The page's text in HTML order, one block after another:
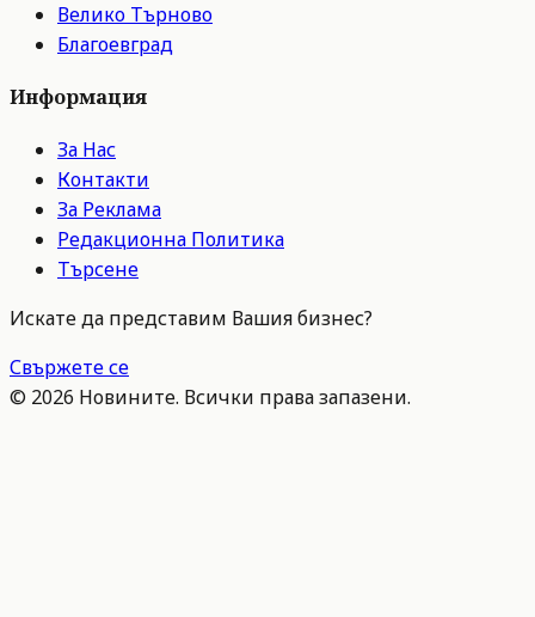
Велико Търново
Благоевград
Информация
За Нас
Контакти
За Реклама
Редакционна Политика
Търсене
Искате да представим Вашия бизнес?
Свържете се
© 2026 Новините. Всички права запазени.